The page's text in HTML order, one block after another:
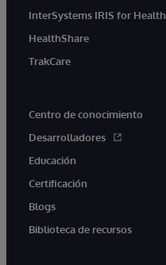
InterSystems IRIS for Health
HealthShare
TrakCare
Centro de conocimiento
Desarrolladores
Educación
Certificación
Blogs
Biblioteca de recursos